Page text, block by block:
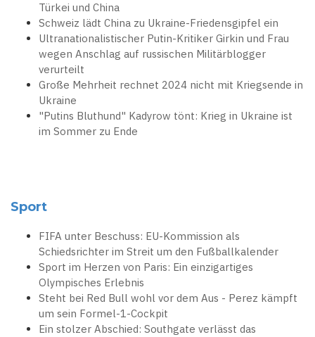
Türkei und China
Schweiz lädt China zu Ukraine-Friedensgipfel ein
Ultranationalistischer Putin-Kritiker Girkin und Frau
wegen Anschlag auf russischen Militärblogger
verurteilt
Große Mehrheit rechnet 2024 nicht mit Kriegsende in
Ukraine
"Putins Bluthund" Kadyrow tönt: Krieg in Ukraine ist
im Sommer zu Ende
Sport
FIFA unter Beschuss: EU-Kommission als
Schiedsrichter im Streit um den Fußballkalender
Sport im Herzen von Paris: Ein einzigartiges
Olympisches Erlebnis
Steht bei Red Bull wohl vor dem Aus - Perez kämpft
um sein Formel-1-Cockpit
Ein stolzer Abschied: Southgate verlässt das